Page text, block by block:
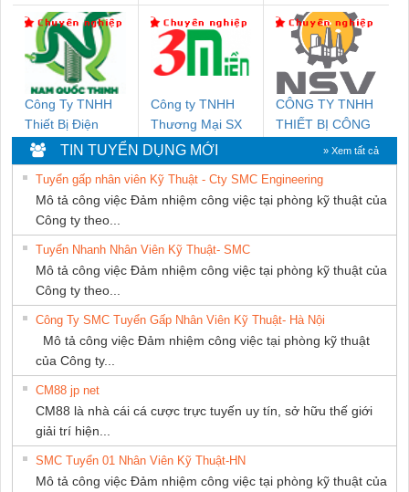
MARINE SUPPLY
KTECH VIỆT
NAM
Công Ty TNHH
Thiết Bị Điện
Nam Quốc Thịnh
Công ty TNHH
Thương Mại SX
Ba Miền
CÔNG TY TNHH
THIẾT BỊ CÔNG
NGHIỆP NIHON
SETSUBI VIỆT
NAM
TIN TUYỂN DỤNG MỚI » Xem tất cả
Tuyển gấp nhân viên Kỹ Thuật - Cty SMC Engineering
Mô tả công việc Đảm nhiệm công việc tại phòng kỹ thuật của
Công ty theo...
Tuyển Nhanh Nhân Viên Kỹ Thuật- SMC
Mô tả công việc Đảm nhiệm công việc tại phòng kỹ thuật của
Công ty theo...
Công Ty SMC Tuyển Gấp Nhân Viên Kỹ Thuật- Hà Nội
Mô tả công việc Đảm nhiệm công việc tại phòng kỹ thuật
của Công ty...
CM88 jp net
CM88 là nhà cái cá cược trực tuyến uy tín, sở hữu thế giới
giải trí hiện...
SMC Tuyển 01 Nhân Viên Kỹ Thuật-HN
Mô tả công việc Đảm nhiệm công việc tại phòng kỹ thuật của